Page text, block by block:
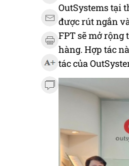
OutSystems tại
được rút ngắn
FPT sẽ mở
hàng. Hợp tác
tác của